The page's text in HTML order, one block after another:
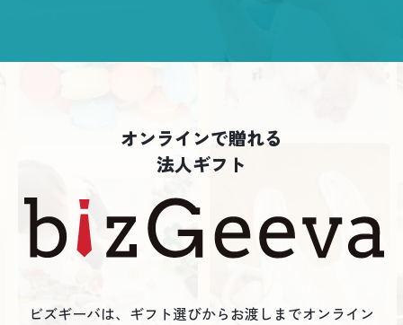
オンラインで贈れる
法人ギフト
ビズギーバは、ギフト選びからお渡しまでオンライン